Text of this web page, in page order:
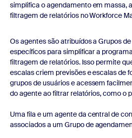
simplifica o agendamento em massa,
filtragem de relatórios no Workforce
Os agentes são atribuídos a Grupos
específicos para simplificar a
filtragem de relatórios. Isso permite
escalas criem previsões e escalas de
grupos de usuários e acessem
do agente ao filtrar relatórios, como o
Uma fila e um agente da central de
associados a um Grupo de